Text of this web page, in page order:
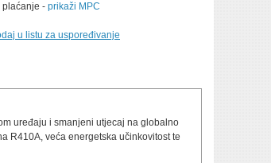
plaćanje - prikaži MPC
u listu za uspoređivanje
uređaju i smanjeni utjecaj na globalno
R410A, veća energetska učinkovitost te